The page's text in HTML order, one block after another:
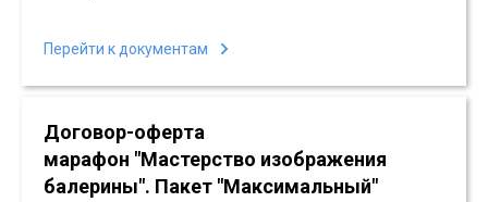
Перейти к документам
Договор-оферта
марафон "Мастерство изображения
балерины". Пакет "Максимальный"